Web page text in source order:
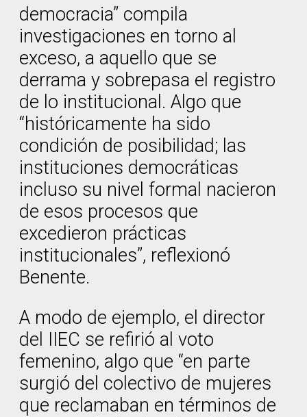
democracia” compila
investigaciones en torno al
exceso, a aquello que se
derrama y sobrepasa el registro
de lo institucional. Algo que
“históricamente ha sido
condición de posibilidad; las
instituciones democráticas
incluso su nivel formal nacieron
de esos procesos que
excedieron prácticas
institucionales”, reflexionó
Benente.
A modo de ejemplo, el director
del IIEC se refirió al voto
femenino, algo que “en parte
surgió del colectivo de mujeres
que reclamaban en términos de